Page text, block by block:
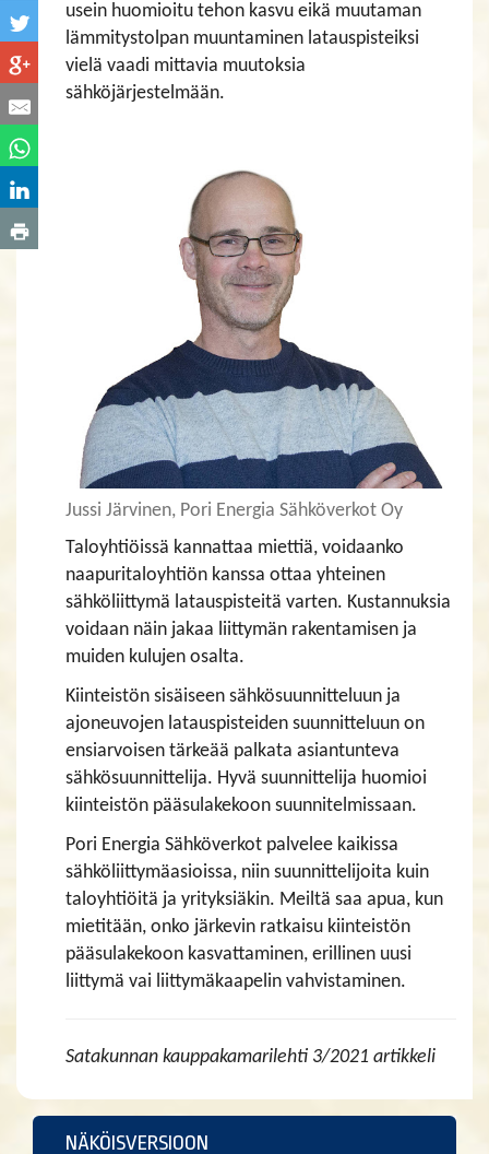
usein huomioitu tehon kasvu eikä muutaman
lämmitystolpan muuntaminen latauspisteiksi
vielä vaadi mittavia muutoksia
sähköjärjestelmään.
Jussi Järvinen, Pori Energia Sähköverkot Oy
Taloyhtiöissä kannattaa miettiä, voidaanko
naapuritaloyhtiön kanssa ottaa yhteinen
sähköliittymä latauspisteitä varten. Kustannuksia
voidaan näin jakaa liittymän rakentamisen ja
muiden kulujen osalta.
Kiinteistön sisäiseen sähkösuunnitteluun ja
ajoneuvojen latauspisteiden suunnitteluun on
ensiarvoisen tärkeää palkata asiantunteva
sähkösuunnittelija. Hyvä suunnittelija huomioi
kiinteistön pääsulakekoon suunnitelmissaan.
Pori Energia Sähköverkot palvelee kaikissa
sähköliittymäasioissa, niin suunnittelijoita kuin
taloyhtiöitä ja yrityksiäkin. Meiltä saa apua, kun
mietitään, onko järkevin ratkaisu kiinteistön
pääsulakekoon kasvattaminen, erillinen uusi
liittymä vai liittymäkaapelin vahvistaminen.
Satakunnan kauppakamarilehti 3/2021 artikkeli
NÄKÖISVERSIOON